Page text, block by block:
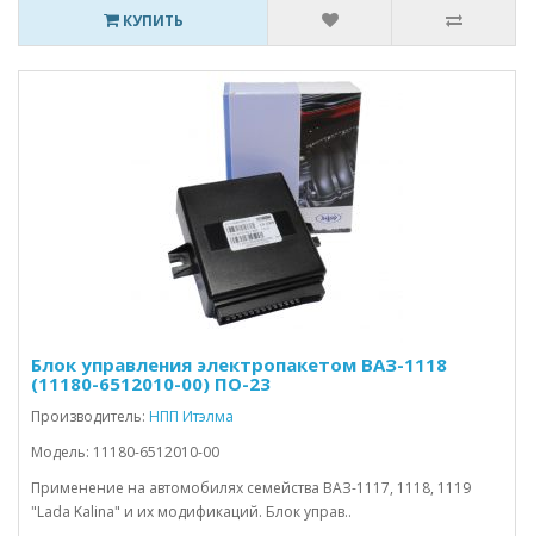
КУПИТЬ
Блок управления электропакетом ВАЗ-1118
(11180-6512010-00) ПО-23
Производитель: НПП Итэлма
Модель: 11180-6512010-00
Применение на автомобилях семейства ВАЗ-1117, 1118, 1119
"Lada Kalina" и их модификаций. Блок управ..